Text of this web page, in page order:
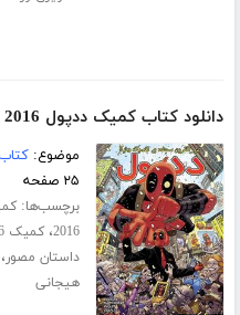
دانلود کتاب کمیک ددپول 2016 - قسمت سی‌ و چهارم
موضوع:
۲۵ صفحه
برچسب‌ها:
2016،کمیک Deadpool 2016
داستان مصور
هیجانی